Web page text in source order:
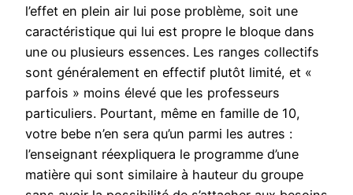
l’effet en plein air lui pose problème, soit une
caractéristique qui lui est propre le bloque dans
une ou plusieurs essences. Les ranges collectifs
sont généralement en effectif plutôt limité, et «
parfois » moins élevé que les professeurs
particuliers. Pourtant, même en famille de 10,
votre bebe n’en sera qu’un parmi les autres :
l’enseignant réexpliquera le programme d’une
matière qui sont similaire à hauteur du groupe